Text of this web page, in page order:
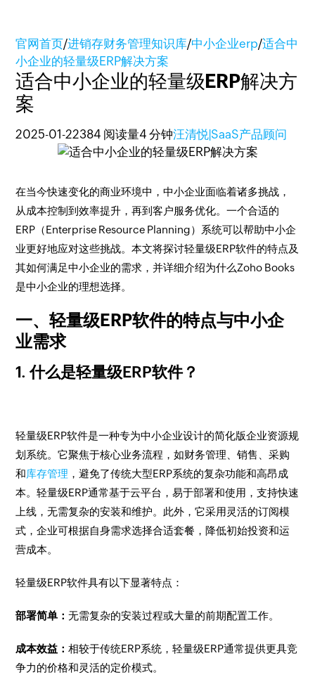
官网首页/进销存财务管理知识库/中小企业erp/适合中
小企业的轻量级ERP解决方案
适合中小企业的轻量级ERP解决方
案
2025-01-22384 阅读量4 分钟汪清悦|SaaS产品顾问
在当今快速变化的商业环境中，中小企业面临着诸多挑战，
从成本控制到效率提升，再到客户服务优化。一个合适的
ERP（Enterprise Resource Planning）系统可以帮助中小企
业更好地应对这些挑战。本文将探讨轻量级ERP软件的特点及
其如何满足中小企业的需求，并详细介绍为什么Zoho Books
是中小企业的理想选择。
一、轻量级ERP软件的特点与中小企
业需求
1. 什么是轻量级ERP软件？
轻量级ERP软件是一种专为中小企业设计的简化版企业资源规
划系统。它聚焦于核心业务流程，如财务管理、销售、采购
和库存管理 ，避免了传统大型ERP系统的复杂功能和高昂成
本。轻量级ERP通常基于云平台，易于部署和使用，支持快速
上线，无需复杂的安装和维护。此外，它采用灵活的订阅模
式，企业可根据自身需求选择合适套餐，降低初始投资和运
营成本。
轻量级ERP软件具有以下显著特点：
部署简单：无需复杂的安装过程或大量的前期配置工作。
成本效益：相较于传统ERP系统，轻量级ERP通常提供更具竞
争力的价格和灵活的定价模式。